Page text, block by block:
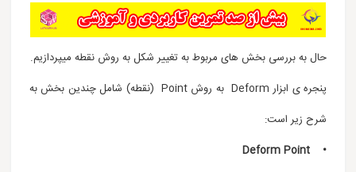
حال به بررسی بخش های مربوط به تغییر شکل به روش نقطه میپردازیم.
پنجره ی ابزار Deform به روش Point (نقطه) شامل چندین بخش به
شرح زیر است:
• Deform Point